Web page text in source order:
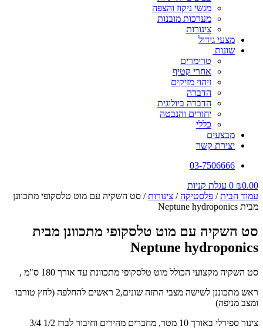
מגשי ניקוז והצפה
מערכות מובנות
צינורות
מצעי גידול
שונות
טרימרים
אחרי קטיף
זיהוי מזיקים
הדברה
הדברה ביולוגית
יחורים והנבטה
כללי
מבצעים
יצירת קשר
03-7506666
₪0.00
0 עגלת קניות
עמוד הבית/ פלסטיקה/ צינורות/ סט השקיה עם מוט טלסקופי מתכוונן
מבית Neptune hydroponics
סט השקיה עם מוט טלסקופי מתכוונן מבית
Neptune hydroponics
סט השקיה מקצועי הכולל מוט טלסקופי מתכוונת עד אורך 180 ס"מ ,
ראש מתכוננן לשישה מצבי התזה שונים,2 ראשים להחלפה (לחץ טורבו
ומצב מניפה)
צינור ספירלי באורך 10 מטר, מחברים מהירים וחיבור לברז 1/2 3/4